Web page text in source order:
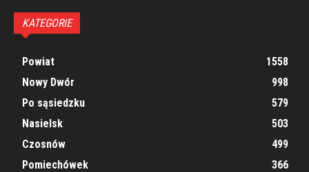
KATEGORIE
Powiat
1558
Nowy Dwór
998
Po sąsiedzku
579
Nasielsk
503
Czosnów
499
Pomiechówek
366